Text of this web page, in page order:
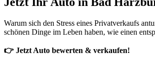
Warum sich den Stress eines Privatverkaufs
schönen Dinge im Leben haben, wie einen
👉 Jetzt Auto bewerten & verkaufen!